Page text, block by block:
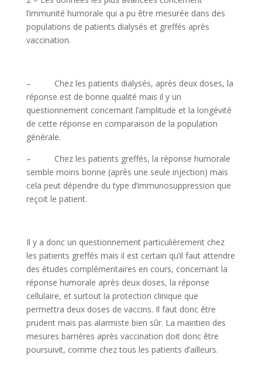
l’immunité humorale qui a pu être mesurée dans des
populations de patients dialysés et greffés après
vaccination.
– Chez les patients dialysés, après deux doses, la
réponse est de bonne qualité mais il y un
questionnement concernant l’amplitude et la longévité
de cette réponse en comparaison de la population
générale.
– Chez les patients greffés, la réponse humorale
semble moins bonne (après une seule injection) mais
cela peut dépendre du type d’immunosuppression que
reçoit le patient.
Il y a donc un questionnement particulièrement chez
les patients greffés mais il est certain qu’il faut attendre
des études complémentaires en cours, concernant la
réponse humorale après deux doses, la réponse
cellulaire, et surtout la protection clinique que
permettra deux doses de vaccins. Il faut donc être
prudent mais pas alarmiste bien sûr. La maintien des
mesures barrières après vaccination doit donc être
poursuivit, comme chez tous les patients d’ailleurs.